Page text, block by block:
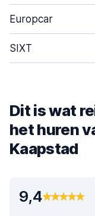
Europcar
SIXT
Dit is wat
het huren
Kaapstad
9,4